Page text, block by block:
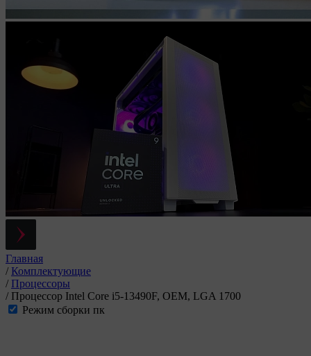
Главная
/ Комплектующие
/ Процессоры
/ Процессор Intel Core i5-13490F, OEM, LGA 1700
Режим сборки пк